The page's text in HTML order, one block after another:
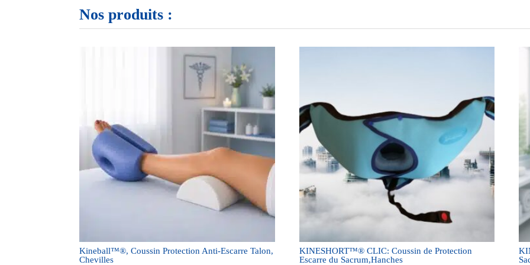
Nos produits :
Kineball™®, Coussin Protection Anti-Escarre Talon,
Chevilles
KINESHORT™® CLIC: Coussin de Protection
Escarre du Sacrum,Hanches